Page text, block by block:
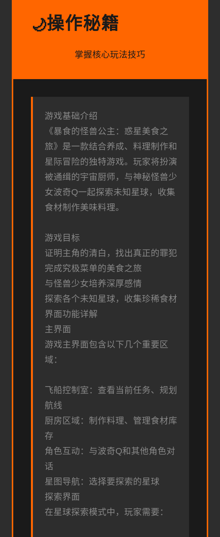
🌙操作秘籍
掌握核心玩法技巧
游戏基础介绍
《暴食的怪兽公主：惑星美食之
旅》是一款结合养成、料理制作和
星际冒险的独特游戏。玩家将扮演
被通缉的宇宙厨师，与神秘怪兽少
女波奇Q一起探索未知星球，收集
食材制作美味料理。
游戏目标
证明主角的清白，找出真正的罪犯
完成究极菜单的美食之旅
与怪兽少女培养深厚感情
探索各个未知星球，收集珍稀食材
界面功能详解
主界面
游戏主界面包含以下几个重要区
域：
飞船控制室：查看当前任务、规划
航线
厨房区域：制作料理、管理食材库
存
角色互动：与波奇Q和其他角色对
话
星图导航：选择要探索的星球
探索界面
在星球探索模式中，玩家需要：